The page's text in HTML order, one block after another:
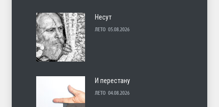
Несут
ЛЕТО 05.08.2026
И перестану
ЛЕТО 04.08.2026